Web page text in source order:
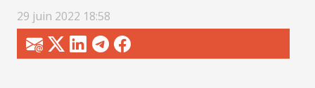
29 juin 2022 18:58